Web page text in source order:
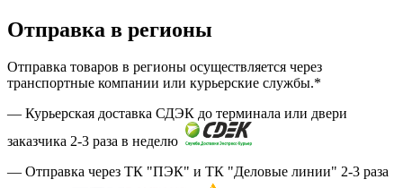
Отправка в регионы
Отправка товаров в регионы осуществляется через
транспортные компании или курьерские службы.*
— Курьерская доставка СДЭК до терминала или двери
заказчика 2-3 раза в неделю
— Отправка через ТК "ПЭК" и ТК "Деловые линии" 2-3 раза